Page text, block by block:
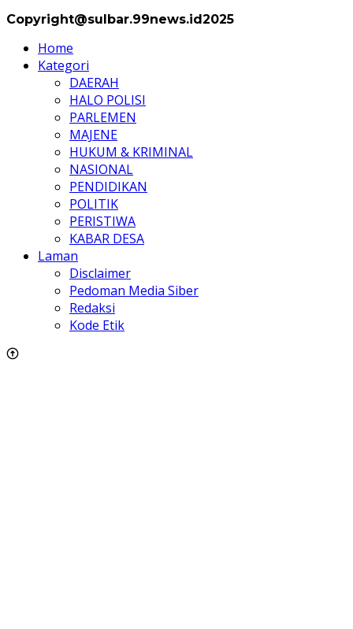
Copyright@sulbar.99news.id2025
Home
Kategori
DAERAH
HALO POLISI
PARLEMEN
MAJENE
HUKUM & KRIMINAL
NASIONAL
PENDIDIKAN
POLITIK
PERISTIWA
KABAR DESA
Laman
Disclaimer
Pedoman Media Siber
Redaksi
Kode Etik